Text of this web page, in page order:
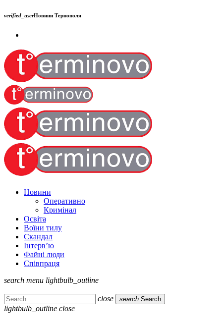
verified_userНовини Тернополя
Новини
Оперативно
Кримінал
Освіта
Воїни тилу
Скандал
Інтерв’ю
Файні люди
Співпраця
search menu lightbulb_outline
close search Search
lightbulb_outline close